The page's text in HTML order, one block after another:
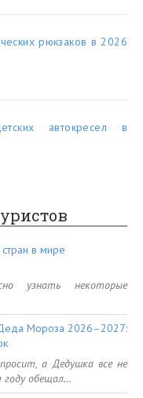
рюкзаков в 2026
автокресел в
в мире
узнать некоторые
Мороза 2026–2027:
а Дедушка все не
году обещал…